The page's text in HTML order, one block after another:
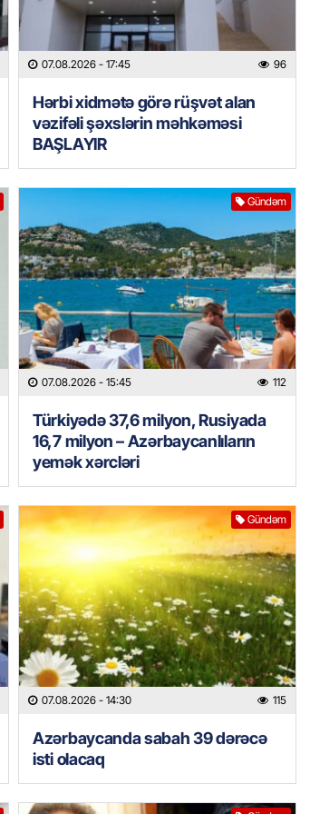
07.08.2026 - 17:45 96
Hərbi xidmətə görə rüşvət alan
vəzifəli şəxslərin məhkəməsi
BAŞLAYIR
Gündəm
07.08.2026 - 15:45 112
Türkiyədə 37,6 milyon, Rusiyada
16,7 milyon – Azərbaycanlıların
yemək xərcləri
Gündəm
07.08.2026 - 14:30 115
Azərbaycanda sabah 39 dərəcə
isti olacaq